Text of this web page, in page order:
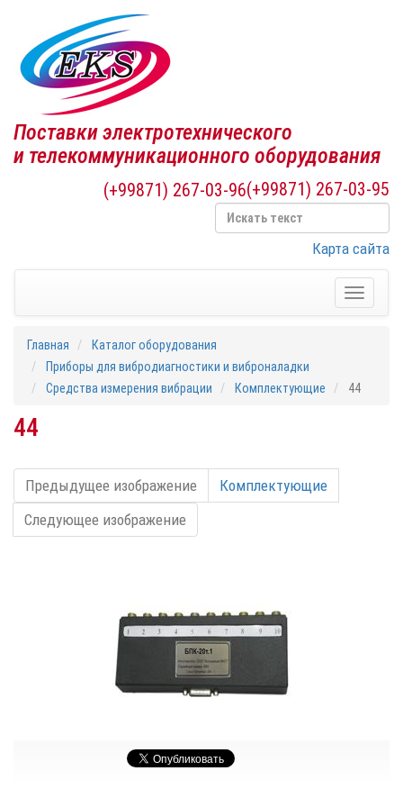
Поставки электротехнического
и телекоммуникационного оборудования
(+99871) 267-03-95
(+99871) 267-03-96
Карта сайта
Toggle
Главная
Каталог оборудования
Приборы для вибродиагностики и виброналадки
Средства измерения вибрации
Комплектующие 44
44
Предыдущее изображение
Комплектующие
Следующее изображение